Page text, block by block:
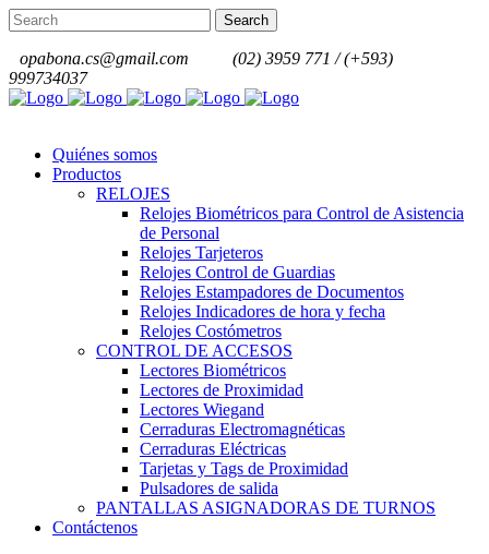
opabona.cs@gmail.com
(02) 3959 771 / (+593)
999734037
Quiénes somos
Productos
RELOJES
Relojes Biométricos para Control de Asistencia
de Personal
Relojes Tarjeteros
Relojes Control de Guardias
Relojes Estampadores de Documentos
Relojes Indicadores de hora y fecha
Relojes Costómetros
CONTROL DE ACCESOS
Lectores Biométricos
Lectores de Proximidad
Lectores Wiegand
Cerraduras Electromagnéticas
Cerraduras Eléctricas
Tarjetas y Tags de Proximidad
Pulsadores de salida
PANTALLAS ASIGNADORAS DE TURNOS
Contáctenos